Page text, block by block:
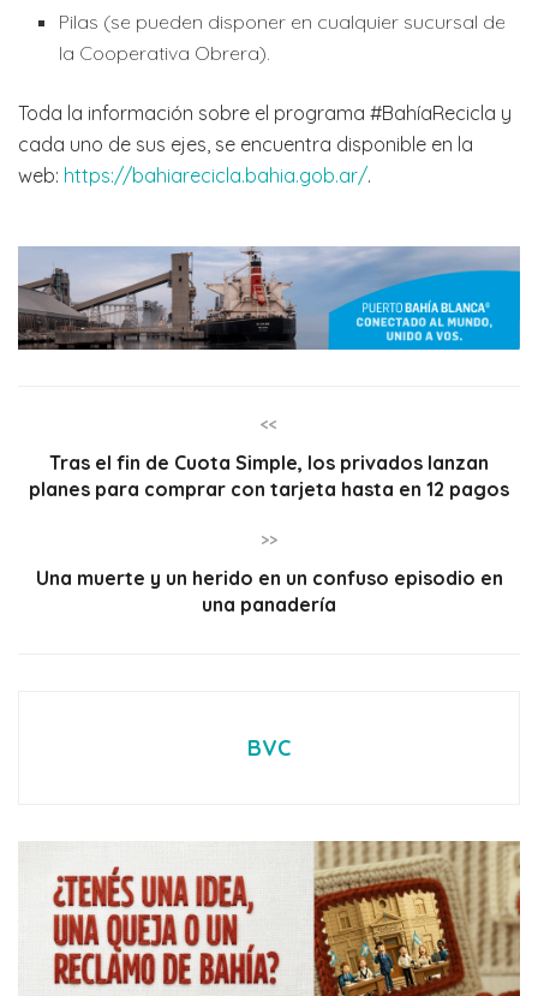
Pilas (se pueden disponer en cualquier sucursal de
la Cooperativa Obrera).
Toda la información sobre el programa #BahíaRecicla y
cada uno de sus ejes, se encuentra disponible en la
web: https://bahiarecicla.bahia.gob.ar/.
<<
Tras el fin de Cuota Simple, los privados lanzan
planes para comprar con tarjeta hasta en 12 pagos
>>
Una muerte y un herido en un confuso episodio en
una panadería
BVC